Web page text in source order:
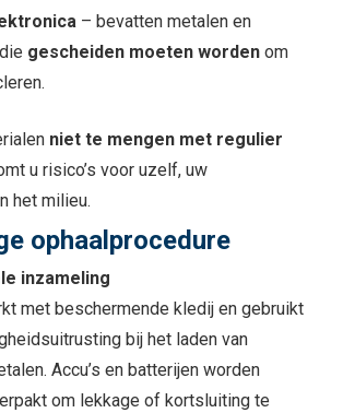
– bevatten metalen en
gescheiden moeten worden om
niet te mengen met regulier
u risico’s voor uzelf, uw
het milieu.
ophaalprocedure
inzameling
met beschermende kledij en gebruikt
bij het laden van
Accu’s en batterijen worden
om lekkage of kortsluiting te